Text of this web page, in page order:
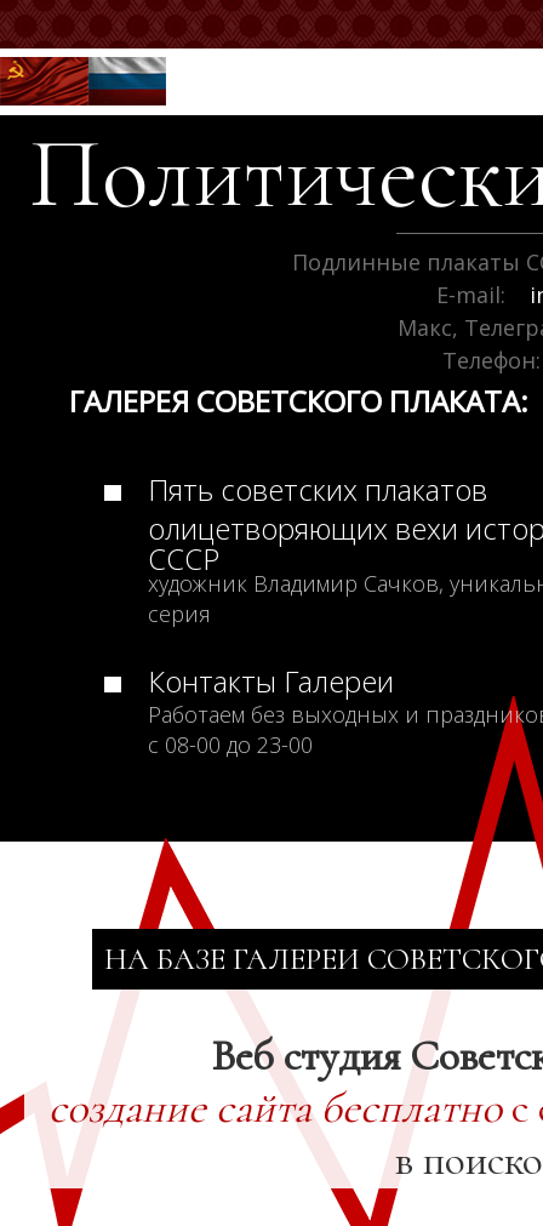
Подлинные плакаты
E-mail:
Макс,
Телефон:
ГАЛЕРЕЯ СОВЕТСКОГО ПЛАКАТА:
Пять советских плакатов
олицетворяющих вехи
СССР
художник Владимир Сачков,
серия
Контакты Галереи
Работаем без выходных и
с 08-00 до 23-00
НА БАЗЕ ГАЛЕРЕИ
Веб студия
создание сайта бесплатнос
в